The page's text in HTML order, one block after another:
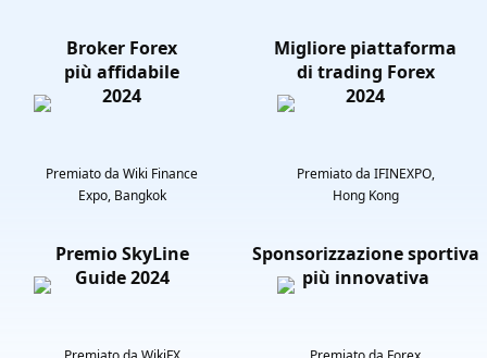
Broker Forex
più affidabile
2024
Premiato da Wiki Finance
Expo, Bangkok
Migliore piattaforma
di trading Forex
2024
Premiato da IFINEXPO,
Hong Kong
Premio SkyLine
Guide 2024
Sponsorizzazione sportiva
più innovativa